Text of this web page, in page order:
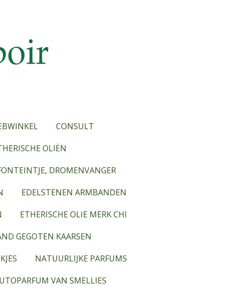
CONSULT
OLIËN
DROMENVANGER
EDELSTENEN ARMBANDEN
ETHERISCHE OLIE MERK CHI
GEGOTEN KAARSEN
NATUURLIJKE PARFUMS
VAN SMELLIES